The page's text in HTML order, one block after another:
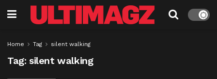
Home Tag silent walking
Tag: silent walking